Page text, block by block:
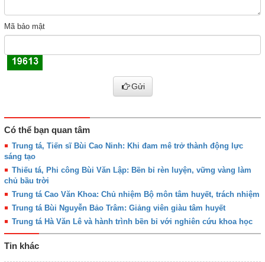
Mã bảo mật
Gửi
Có thể bạn quan tâm
Trung tá, Tiến sĩ Bùi Cao Ninh: Khi đam mê trở thành động lực
sáng tạo
Thiếu tá, Phi công Bùi Văn Lập: Bền bỉ rèn luyện, vững vàng làm
chủ bầu trời
Trung tá Cao Văn Khoa: Chủ nhiệm Bộ môn tâm huyết, trách nhiệm
Trung tá Bùi Nguyễn Bảo Trâm: Giảng viên giàu tâm huyết
Trung tá Hà Văn Lê và hành trình bền bỉ với nghiên cứu khoa học
Tin khác